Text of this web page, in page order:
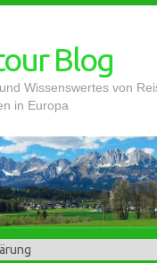
Blog
Wissenswertes von
in Europa